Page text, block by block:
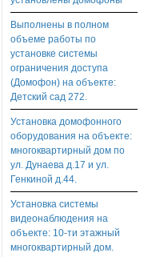
Выполнены в полном
объеме работы по
установке системы
ограничения доступа
(Домофон) на объекте:
Детский сад 272.
Установка домофонного
оборудования на объекте:
многоквартирный дом по
ул. Дунаева д.17 и ул.
Генкиной д.44.
Установка системы
видеонаблюдения на
объекте: 10-ти этажный
многоквартирный дом.